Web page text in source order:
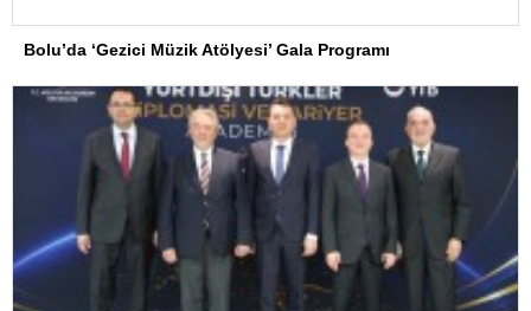
Bolu’da ‘Gezici Müzik Atölyesi’ Gala Programı